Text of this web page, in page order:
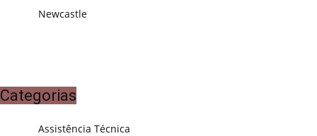
Newcastle
Categorias
Assistência Técnica